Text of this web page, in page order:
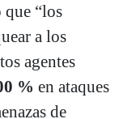
que “los
a los
agentes
% en ataques
de